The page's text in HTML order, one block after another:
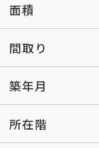
面積
間取り
築年月
所在階